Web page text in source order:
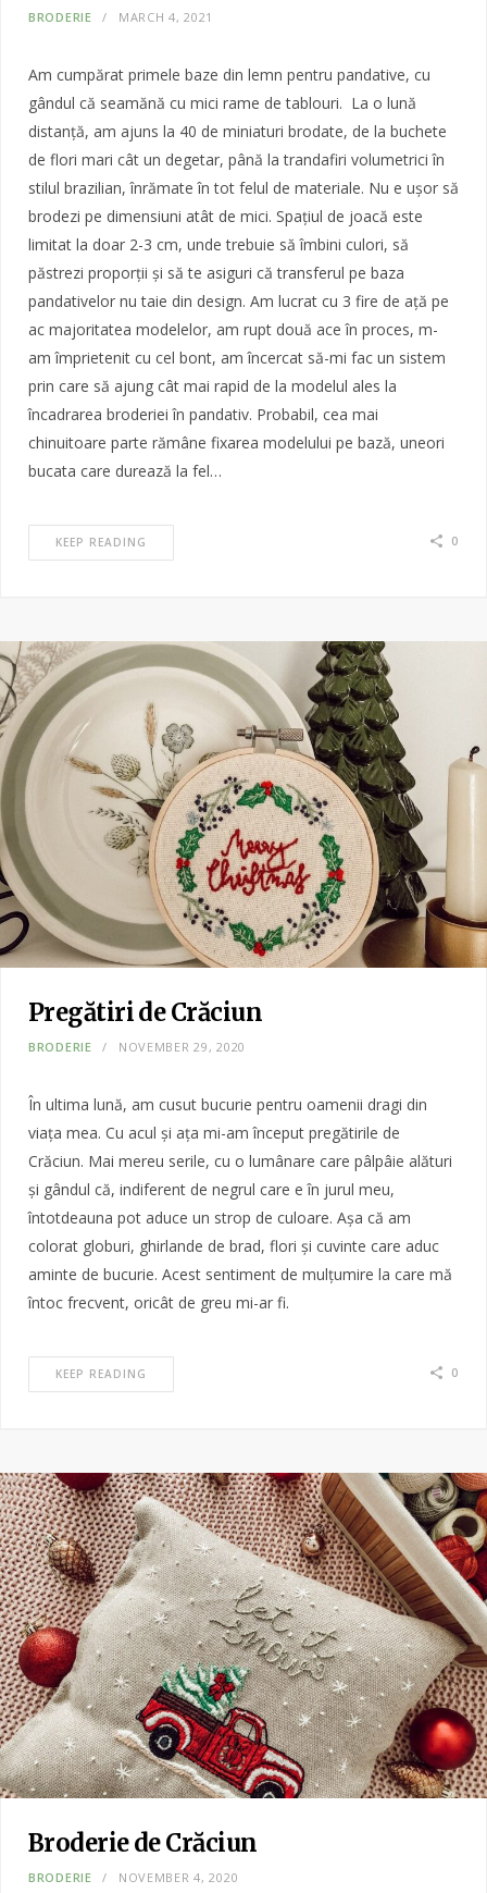
BRODERIE MARCH 4, 2021
Am cumpărat primele baze din lemn pentru pandative, cu
gândul că seamănă cu mici rame de tablouri. La o lună
distanță, am ajuns la 40 de miniaturi brodate, de la buchete
de flori mari cât un degetar, până la trandafiri volumetrici în
stilul brazilian, înrămate în tot felul de materiale. Nu e ușor să
brodezi pe dimensiuni atât de mici. Spațiul de joacă este
limitat la doar 2-3 cm, unde trebuie să îmbini culori, să
păstrezi proporții și să te asiguri că transferul pe baza
pandativelor nu taie din design. Am lucrat cu 3 fire de ață pe
ac majoritatea modelelor, am rupt două ace în proces, m-
am împrietenit cu cel bont, am încercat să-mi fac un sistem
prin care să ajung cât mai rapid de la modelul ales la
încadrarea broderiei în pandativ. Probabil, cea mai
chinuitoare parte rămâne fixarea modelului pe bază, uneori
bucata care durează la fel…
KEEP READING 0
Pregătiri de Crăciun
BRODERIE NOVEMBER 29, 2020
În ultima lună, am cusut bucurie pentru oamenii dragi din
viața mea. Cu acul și ața mi-am început pregătirile de
Crăciun. Mai mereu serile, cu o lumânare care pâlpâie alături
și gândul că, indiferent de negrul care e în jurul meu,
întotdeauna pot aduce un strop de culoare. Așa că am
colorat globuri, ghirlande de brad, flori și cuvinte care aduc
aminte de bucurie. Acest sentiment de mulțumire la care mă
întoc frecvent, oricât de greu mi-ar fi.
KEEP READING 0
Broderie de Crăciun
BRODERIE NOVEMBER 4, 2020